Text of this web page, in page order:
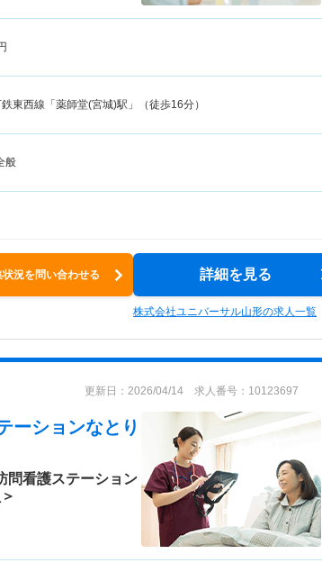
東西線「薬師堂(宮城)駅」（徒歩16分）
般
況を問い合わせる 詳細を見る
株式会社ユニバーサル山形の求人一覧
更新日：2026/04/14 求人番号：10123697
ーションなとり
問看護ステーション